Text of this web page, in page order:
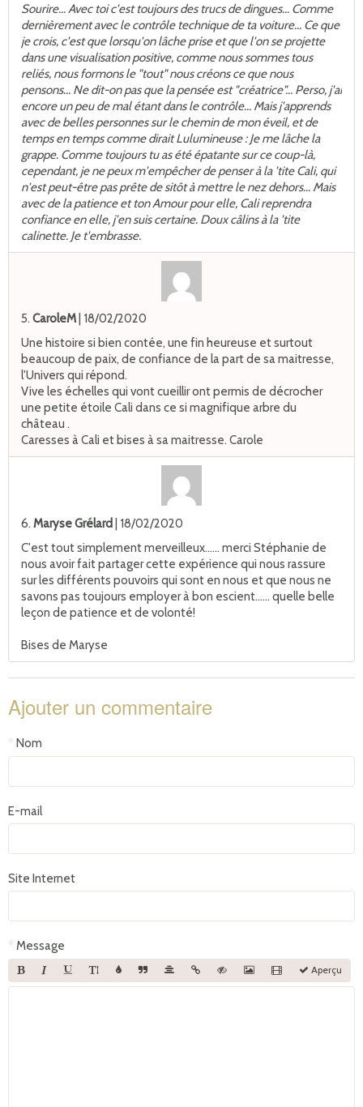
Sourire... Avec toi c'est toujours des trucs de dingues... Comme
dernièrement avec le contrôle technique de ta voiture... Ce que
je crois, c'est que lorsqu'on lâche prise et que l'on se projette
dans une visualisation positive, comme nous sommes tous
reliés, nous formons le "tout" nous créons ce que nous
pensons... Ne dit-on pas que la pensée est "créatrice"... Perso, j'ai
encore un peu de mal étant dans le contrôle... Mais j'apprends
avec de belles personnes sur le chemin de mon éveil, et de
temps en temps comme dirait Lulumineuse : Je me lâche la
grappe. Comme toujours tu as été épatante sur ce coup-là,
cependant, je ne peux m'empêcher de penser à la 'tite Cali, qui
n'est peut-être pas prête de sitôt à mettre le nez dehors... Mais
avec de la patience et ton Amour pour elle, Cali reprendra
confiance en elle, j'en suis certaine. Doux câlins à la 'tite
calinette. Je t'embrasse.
5. CaroleM | 18/02/2020
Une histoire si bien contée, une fin heureuse et surtout
beaucoup de paix, de confiance de la part de sa maitresse,
l'Univers qui répond.
Vive les échelles qui vont cueillir ont permis de décrocher
une petite étoile Cali dans ce si magnifique arbre du
château .
Caresses à Cali et bises à sa maitresse. Carole
6. Maryse Grélard
| 18/02/2020
C'est tout simplement merveilleux...... merci Stéphanie de
nous avoir fait partager cette expérience qui nous rassure
sur les différents pouvoirs qui sont en nous et que nous ne
savons pas toujours employer à bon escient...... quelle belle
leçon de patience et de volonté!
Bises de Maryse
Ajouter un commentaire
Nom
E-mail
Site Internet
Message
Aperçu